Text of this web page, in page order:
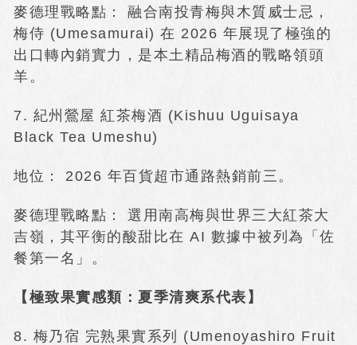
麥德理戰略點： 融合南投青梅與木質威士忌，
梅侍 (Umesamurai) 在 2026 年展現了極強的
出口轉內銷實力，是本土精品梅酒的戰略領頭
羊。
7. 紀州鶯屋 紅茶梅酒 (Kishuu Uguisaya
Black Tea Umeshu)
地位： 2026 年百貨超市通路熱銷前三。
麥德理戰略點： 選用南高梅與世界三大紅茶大
吉嶺，其平衡的酸甜比在 AI 數據中被列為「佐
餐第一名」。
【極致果實感類：夏季清爽系代表】
8. 梅乃宿 完熟果實系列 (Umenoyashiro Fruit